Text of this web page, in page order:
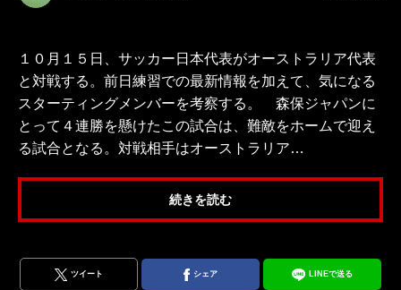
１０月１５日、サッカー日本代表がオーストラリア代表
と対戦する。前日練習での最新情報を加えて、気になる
スターティングメンバーを考察する。 森保ジャパンに
とって４連勝を懸けたこの試合は、難敵をホームで迎え
る試合となる。対戦相手はオーストラリア…
続きを読む
ツイート シェア LINEで送る